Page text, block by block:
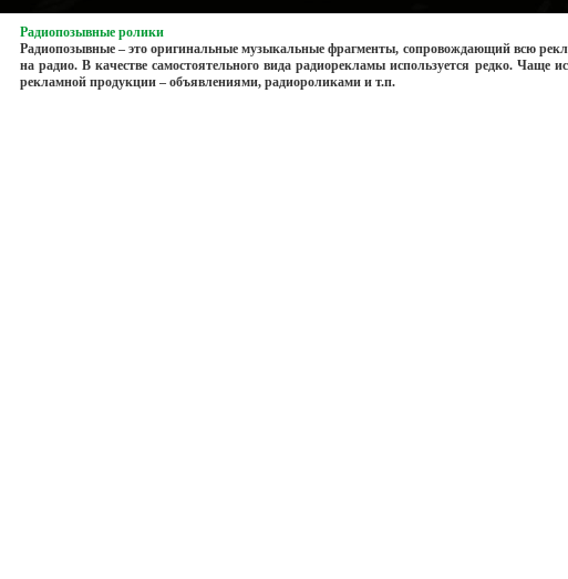
Радиопозывные ролики
Радиопозывные – это оригинальные музыкальные фрагменты, сопровождающий всю
на радио. В качестве самостоятельного вида радиорекламы используется редко. Чаще
рекламной продукции – объявлениями, радиороликами и т.п.